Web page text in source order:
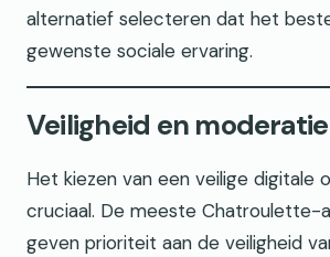
alternatief selecteren dat het
gewenste sociale ervaring.
Veiligheid en moderatie
Het kiezen van een veilige digitale
cruciaal. De meeste Chatroulette-
geven prioriteit aan de veiligheid